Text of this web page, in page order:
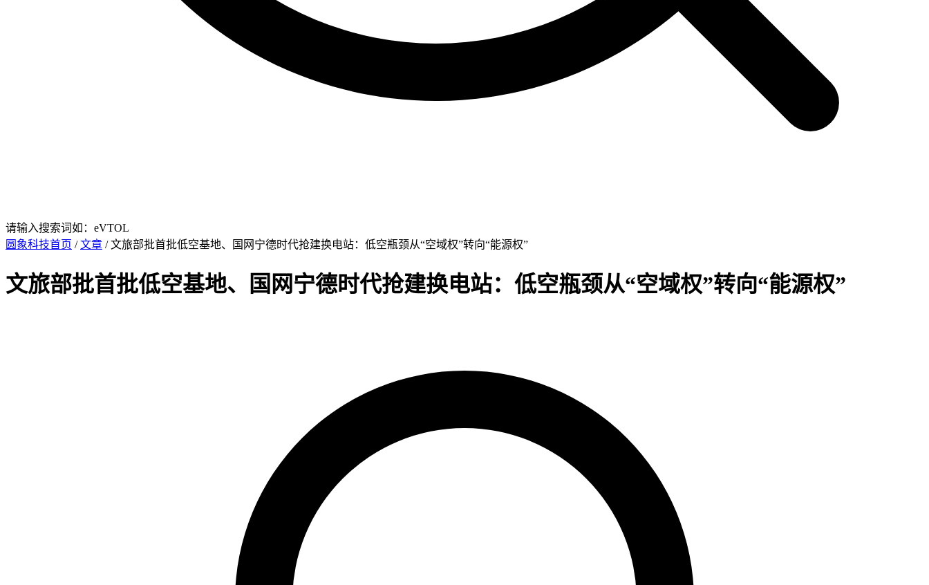
请输入搜索词如：eVTOL
圆象科技首页 /文章 / 文旅部批首批低空基地、国网宁德时代抢建换电站：低空瓶颈从“空域权”转向“能源权”
文旅部批首批低空基地、国网宁德时代抢建换电站：低空瓶颈从“空域权”转向“能源权”